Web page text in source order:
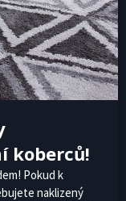
koberců!
Pokud k
naklizený